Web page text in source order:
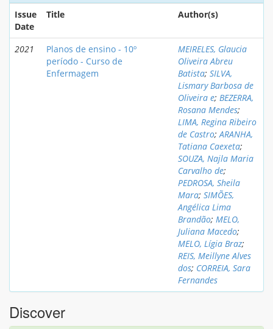
Issue
Date
Title Author(s)
2021
Planos de ensino - 10º
período - Curso de
Enfermagem
MEIRELES, Glaucia
Oliveira Abreu
Batista; SILVA,
Lismary Barbosa de
Oliveira e; BEZERRA,
Rosana Mendes;
LIMA, Regina Ribeiro
de Castro;ARANHA,
Tatiana Caexeta;
SOUZA, Najla Maria
Carvalho de;
PEDROSA, Sheila
Mara; SIMÕES,
Angélica Lima
Brandão; MELO,
Juliana Macedo;
MELO, Lígia Braz;
REIS, Meillyne Alves
dos; CORREIA, Sara
Fernandes
Discover